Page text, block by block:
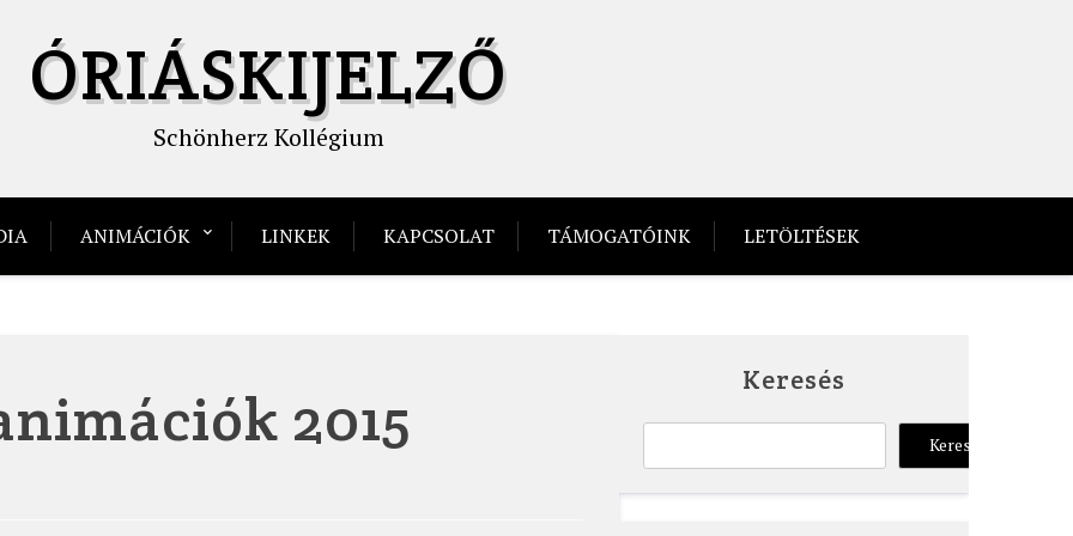
ÓRIÁSKIJELZŐ
Schönherz Kollégium
ANIMÁCIÓK LINKEK KAPCSOLAT TÁMOGATÓINK LETÖLTÉSEK
2015
Keresés
Keresés